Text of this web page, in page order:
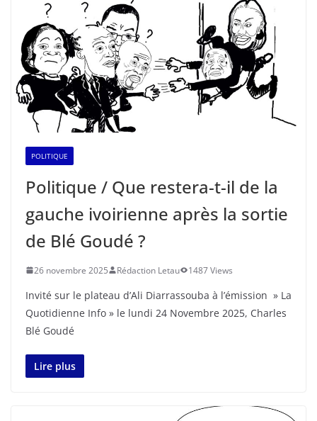
POLITIQUE
Politique / Que restera-t-il de la
gauche ivoirienne après la sortie
de Blé Goudé ?
26 novembre 2025 Rédaction Letau 1487 Views
Invité sur le plateau d’Ali Diarrassouba à l’émission » La
Quotidienne Info » le lundi 24 Novembre 2025, Charles
Blé Goudé
Lire plus